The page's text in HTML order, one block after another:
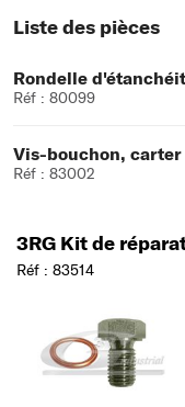
Liste des pièces
Rondelle
Réf : 80099
Vis-bouchon,
Réf : 83002
3RG Kit de
Réf : 83514